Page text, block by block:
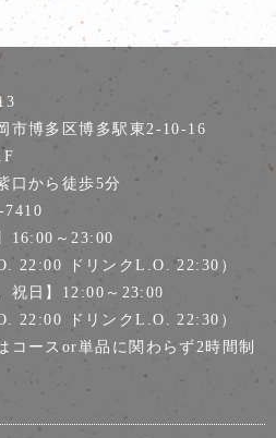
市博多区博多駅東2-10-16
口から徒歩5分
7410
16:00～23:00
22:00 ドリンクL.O. 22:30）
祝日】12:00～23:00
22:00 ドリンクL.O. 22:30）
コースor単品に関わらず2時間制